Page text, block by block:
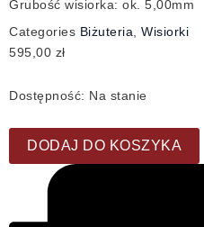
Grubość wisiorka: ok. 5,00mm
Categories Biżuteria, Wisiorki
595,00 zł
Dostępność: Na stanie
DODAJ DO KOSZYKA